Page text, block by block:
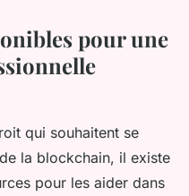
pour une
qui souhaitent se
la blockchain, il existe
pour les aider dans